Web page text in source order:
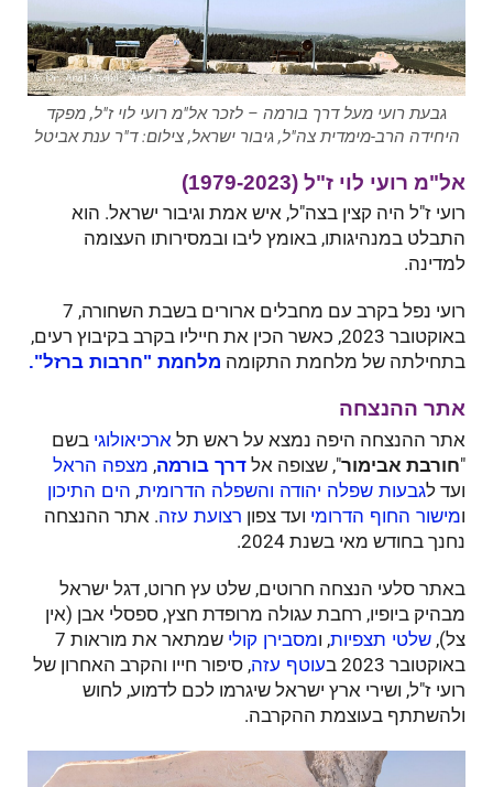
גבעת רועי מעל דרך בורמה – לזכר אל"מ רועי לוי ז"ל, מפקד
היחידה הרב-מימדית צה"ל, גיבור ישראל, צילום: ד"ר ענת אביטל
אל"מ רועי לוי ז"ל (1979-2023)
רועי ז"ל היה קצין בצה"ל, איש אמת וגיבור ישראל. הוא
התבלט במנהיגותו, באומץ ליבו ובמסירותו העצומה
למדינה.
רועי נפל בקרב עם מחבלים ארורים בשבת השחורה, 7
באוקטובר 2023, כאשר הכין את חייליו בקרב בקיבוץ רעים,
בתחילתה של מלחמת התקומה מלחמת "חרבות ברזל".
אתר ההנצחה
אתר ההנצחה היפה נמצא על ראש תל ארכיאולוגי בשם
"חורבת אבימור", שצופה אל דרך בורמה, מצפה הראל
ועד לגבעות שפלה יהודה והשפלה הדרומית, הים התיכון
ומישור החוף הדרומי ועד צפון רצועת עזה. אתר ההנצחה
נחנך בחודש מאי בשנת 2024.
באתר סלעי הנצחה חרוטים, שלט עץ חרוט, דגל ישראל
מבהיק ביופיו, רחבת עגולה מרופדת חצץ, ספסלי אבן (אין
צל), שלטי תצפיות, ומסבירן קולי
שמתאר את מוראות 7
באוקטובר 2023 ב
עוטף עזה, סיפור חייו והקרב האחרון של
רועי ז"ל, ושירי ארץ ישראל שיגרמו לכם לדמוע, לחוש
ולהשתתף בעוצמת ההקרבה.